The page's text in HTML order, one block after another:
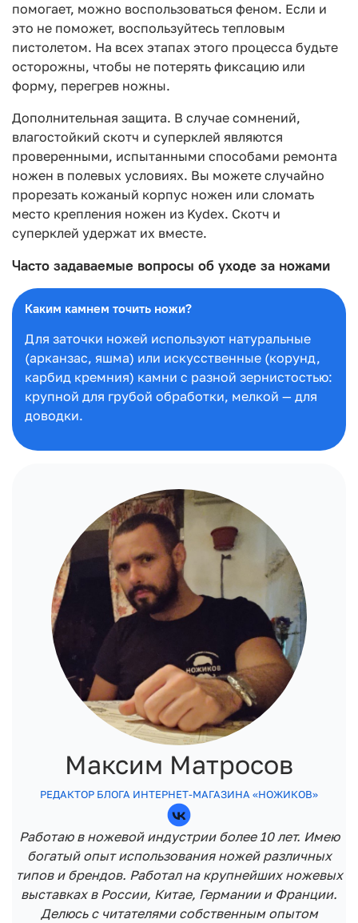
помогает, можно воспользоваться феном. Если и
это не поможет, воспользуйтесь тепловым
пистолетом. На всех этапах этого процесса будьте
осторожны, чтобы не потерять фиксацию или
форму, перегрев ножны.
Дополнительная защита. В случае сомнений,
влагостойкий скотч и суперклей являются
проверенными, испытанными способами ремонта
ножен в полевых условиях. Вы можете случайно
прорезать кожаный корпус ножен или сломать
место крепления ножен из Kydex. Скотч и
суперклей удержат их вместе.
Часто задаваемые вопросы об уходе за ножами
Каким камнем точить ножи?
Для заточки ножей используют натуральные
(арканзас, яшма) или искусственные (корунд,
карбид кремния) камни с разной зернистостью:
крупной для грубой обработки, мелкой — для
доводки.
Максим Матросов
РЕДАКТОР БЛОГА ИНТЕРНЕТ-МАГАЗИНА «НОЖИКОВ»
Работаю в ножевой индустрии более 10 лет. Имею
богатый опыт использования ножей различных
типов и брендов. Работал на крупнейших ножевых
выставках в России, Китае, Германии и Франции.
Делюсь с читателями собственным опытом